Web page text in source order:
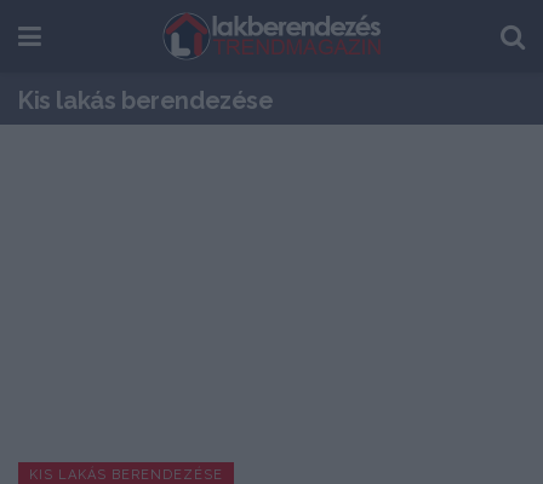
Kis lakás berendezése
KIS LAKÁS BERENDEZÉSE